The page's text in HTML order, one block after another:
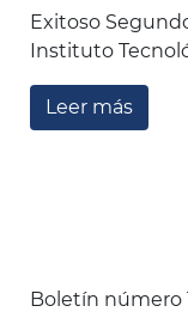
Exitoso
Instituto
Leer más
Boletín número